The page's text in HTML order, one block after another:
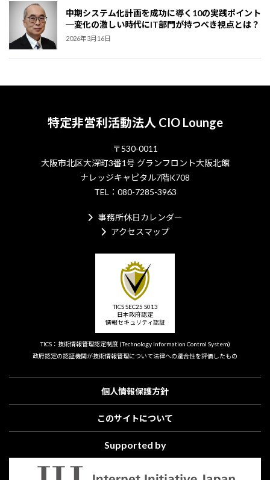
中期システム化計画を成功に導く10の実践ポイント
─変化の激しい時代にIT部門が持つべき視点とは？
2026年3月16日
特定非営利活動法人 CIO Lounge
〒530-0011
大阪市北区大深町3番1号 グランフロント大阪北館
ナレッジキャピタル7階K708
TEL：080-7285-3963
事務所休日カレンダー
アクセスマップ
TICS SEC25 S013
日本政府認定
情報セキュリティ認証
TICS：技術情報管理認定制度(Technology Information Control System)
政府認定の認証機関が技術情報管理について法律への適合性を評価したもの
個人情報保護方針
このサイトについて
Supported by